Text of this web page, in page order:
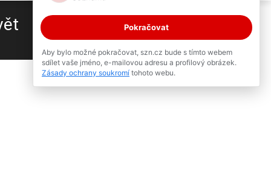
Pokračovat
Aby bylo možné pokračovat, szn.cz bude s tímto webem
sdílet vaše jméno, e-mailovou adresu a profilový obrázek.
Zásady ochrany soukromí tohoto webu.